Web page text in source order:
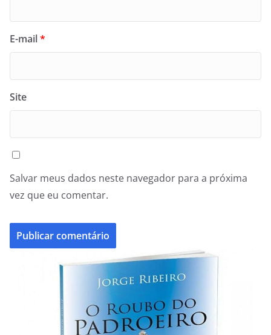
E-mail*
Site
Salvar meus dados neste navegador para a próxima
vez que eu comentar.